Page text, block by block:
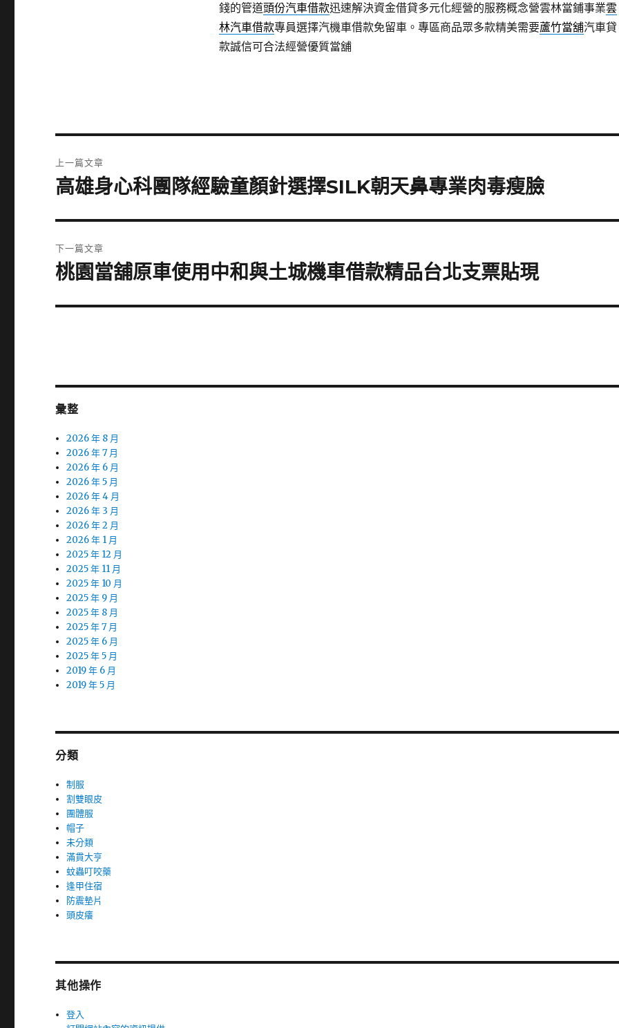
錢的管道頭份汽車借款迅速解決資金借貸多元化經營的服務概念營雲林當鋪事業雲
林汽車借款專員選擇汽機車借款免留車。專區商品眾多款精美需要蘆竹當舖汽車貸
款誠信可合法經營優質當舖
章
上一篇文章
上
篇
文
章:
高雄身心科團隊經驗童顏針選擇SILK朝天鼻專業肉毒瘦臉
下一篇文章
下
篇
桃園當舖原車使用中和與土城機車借款精品台北支票貼現
彙整
2026 年 8 月
2026 年 7 月
2026 年 6 月
2026 年 5 月
2026 年 4 月
2026 年 3 月
2026 年 2 月
2026 年 1 月
2025 年 12 月
2025 年 11 月
2025 年 10 月
2025 年 9 月
2025 年 8 月
2025 年 7 月
2025 年 6 月
2025 年 5 月
2019 年 6 月
2019 年 5 月
分類
制服
割雙眼皮
團體服
帽子
未分類
滿貫大亨
蚊蟲叮咬藥
逢甲住宿
防震墊片
頭皮癢
其他操作
登入